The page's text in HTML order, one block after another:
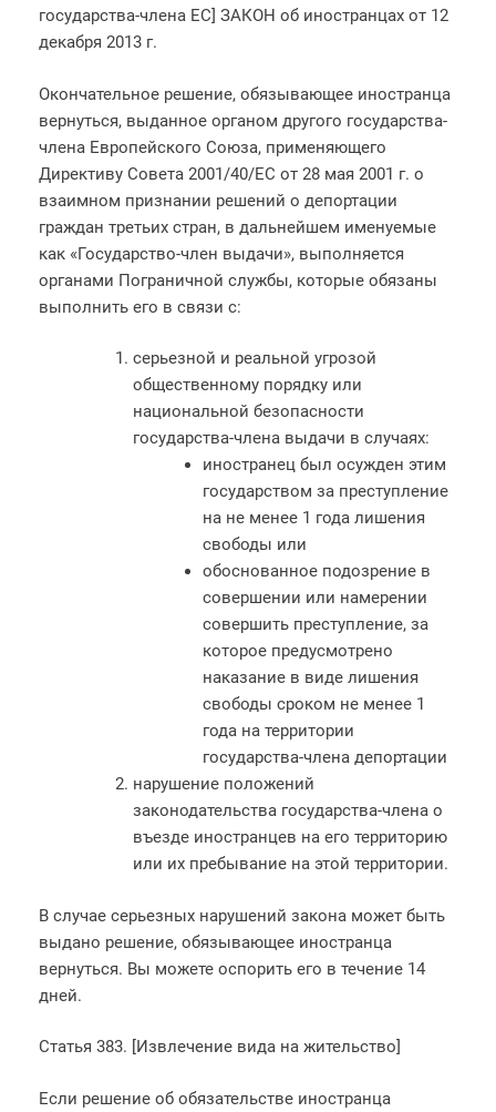
государства-члена ЕС] ЗАКОН об иностранцах от 12
декабря 2013 г.
Окончательное решение, обязывающее иностранца
вернуться, выданное органом другого государства-
члена Европейского Союза, применяющего
Директиву Совета 2001/40/ЕС от 28 мая 2001 г. о
взаимном признании решений о депортации
граждан третьих стран, в дальнейшем именуемые
как «Государство-член выдачи», выполняется
органами Пограничной службы, которые обязаны
выполнить его в связи с:
серьезной и реальной угрозой
общественному порядку или
национальной безопасности
государства-члена выдачи в случаях:
иностранец был осужден этим
государством за преступление
на не менее 1 года лишения
свободы или
обоснованное подозрение в
совершении или намерении
совершить преступление, за
которое предусмотрено
наказание в виде лишения
свободы сроком не менее 1
года на территории
государства-члена депортации
нарушение положений
законодательства государства-члена о
въезде иностранцев на его территорию
или их пребывание на этой территории.
В случае серьезных нарушений закона может быть
выдано решение, обязывающее иностранца
вернуться. Вы можете оспорить его в течение 14
дней.
Статья 383. [Извлечение вида на жительство]
Если решение об обязательстве иностранца